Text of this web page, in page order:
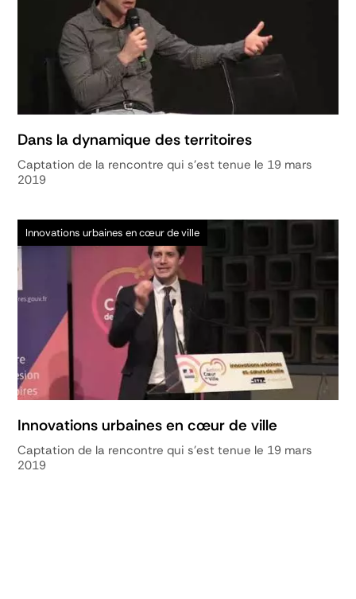
Dans la dynamique des territoires
Captation de la rencontre qui s'est tenue le 19 mars
2019
Innovations urbaines en cœur de ville
Innovations urbaines en cœur de ville
Captation de la rencontre qui s'est tenue le 19 mars
2019